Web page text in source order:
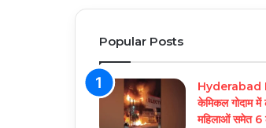
Popular Posts
Hyderabad
केमिकल गोदाम
महिलाओं समेत 6